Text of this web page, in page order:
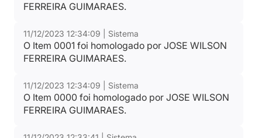
FERREIRA GUIMARAES.
11/12/2023 12:34:09 | Sistema
O Item 0001 foi homologado por JOSE WILSON
FERREIRA GUIMARAES.
11/12/2023 12:34:09 | Sistema
O Item 0000 foi homologado por JOSE WILSON
FERREIRA GUIMARAES.